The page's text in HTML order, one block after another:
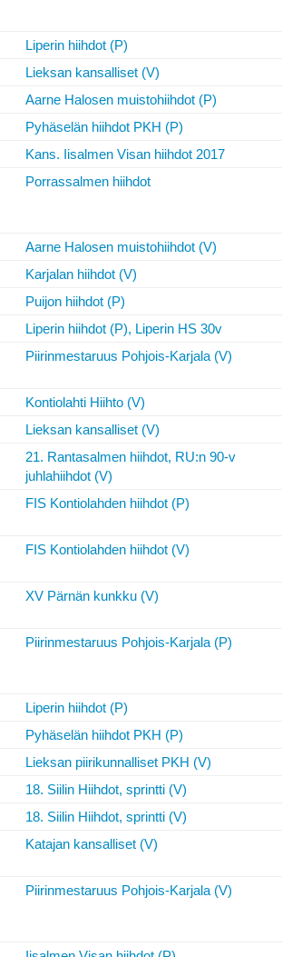
Liperin hiihdot (P)
Lieksan kansalliset (V)
Aarne Halosen muistohiihdot (P)
Pyhäselän hiihdot PKH (P)
Kans. Iisalmen Visan hiihdot 2017
Porrassalmen hiihdot
Aarne Halosen muistohiihdot (V)
Karjalan hiihdot (V)
Puijon hiihdot (P)
Liperin hiihdot (P), Liperin HS 30v
Piirinmestaruus Pohjois-Karjala (V)
Kontiolahti Hiihto (V)
Lieksan kansalliset (V)
21. Rantasalmen hiihdot, RU:n 90-v
juhlahiihdot (V)
FIS Kontiolahden hiihdot (P)
FIS Kontiolahden hiihdot (V)
XV Pärnän kunkku (V)
Piirinmestaruus Pohjois-Karjala (P)
Liperin hiihdot (P)
Pyhäselän hiihdot PKH (P)
Lieksan piirikunnalliset PKH (V)
18. Siilin Hiihdot, sprintti (V)
18. Siilin Hiihdot, sprintti (V)
Katajan kansalliset (V)
Piirinmestaruus Pohjois-Karjala (V)